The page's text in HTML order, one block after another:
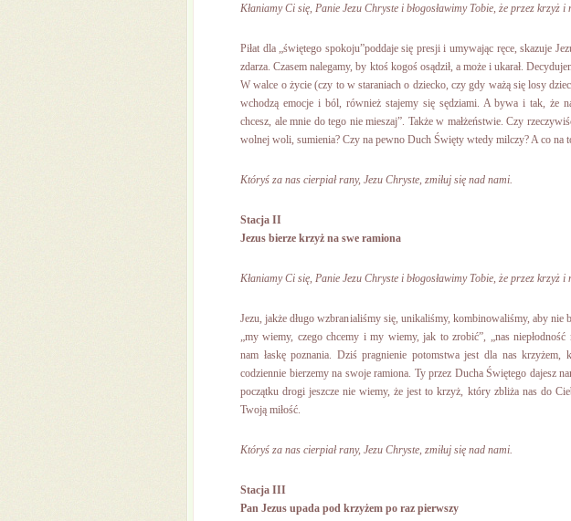
Kłaniamy Ci się, Panie Jezu Chryste i błogosławimy Tobie, że przez krzyż i
Piłat dla „świętego spokoju”poddaje się presji i umywając ręce, skazuje
zdarza. Czasem nalegamy, by ktoś kogoś osądził, a może i ukarał.
W walce o życie (czy to w staraniach o dziecko, czy gdy ważą się losy
wchodzą emocje i ból, również stajemy się sędziami. A bywa i tak, że
chcesz, ale mnie do tego nie mieszaj”. Także w małżeństwie. Czy
wolnej woli, sumienia? Czy na pewno Duch Święty wtedy milczy? A co na to
Któryś za nas cierpiał rany, Jezu Chryste, zmiłuj się nad nami.
Stacja II
Jezus bierze krzyż na swe ramiona
Kłaniamy Ci się, Panie Jezu Chryste i błogosławimy Tobie, że przez krzyż i
Jezu, jakże długo wzbranialiśmy się, unikaliśmy, kombinowaliśmy, aby nie
„my wiemy, czego chcemy i my wiemy, jak to zrobić”, „nas niepłodność
nam łaskę poznania. Dziś pragnienie potomstwa jest dla nas
codziennie bierzemy na swoje ramiona. Ty przez Ducha Świętego dajesz
początku drogi jeszcze nie wiemy, że jest to krzyż, który zbliża nas do
Twoją miłość.
Któryś za nas cierpiał rany, Jezu Chryste, zmiłuj się nad nami.
Stacja III
Pan Jezus upada pod krzyżem po raz pierwszy